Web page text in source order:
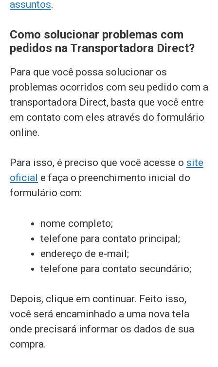
assuntos.
Como solucionar problemas com
pedidos na Transportadora Direct?
Para que você possa solucionar os
problemas ocorridos com seu pedido com a
transportadora Direct, basta que você entre
em contato com eles através do formulário
online.
Para isso, é preciso que você acesse o site
oficial e faça o preenchimento inicial do
formulário com:
nome completo;
telefone para contato principal;
endereço de e-mail;
telefone para contato secundário;
Depois, clique em continuar. Feito isso,
você será encaminhado a uma nova tela
onde precisará informar os dados de sua
compra.